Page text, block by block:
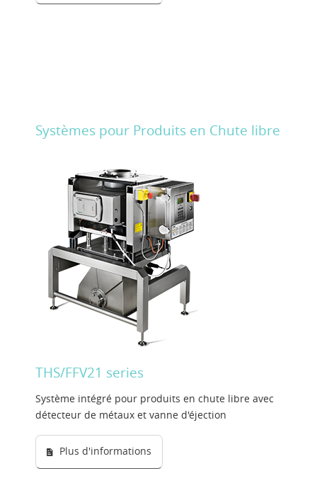
Systèmes pour Produits en Chute libre
THS/FFV21 series
Système intégré pour produits en chute libre avec
détecteur de métaux et vanne d'éjection
Plus d'informations